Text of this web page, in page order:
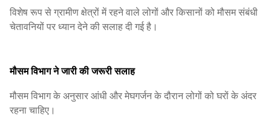
विशेष रूप से ग्रामीण क्षेत्रों में रहने वाले लोगों और किसानों को मौसम संबंधी
चेतावनियों पर ध्यान देने की सलाह दी गई है।
मौसम विभाग ने जारी की जरूरी सलाह
मौसम विभाग के अनुसार आंधी और मेघगर्जन के दौरान लोगों को घरों के अंदर
रहना चाहिए।